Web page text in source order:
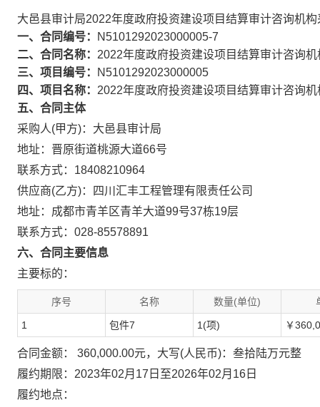
大邑县审计局2022年度政府投资建设项目结算审计咨询机
一、合同编号：
N5101292023000005-7
二、合同名称： 2022年度政府投资建设项目结算审计咨询
三、项目编号：
N5101292023000005
四、项目名称： 2022年度政府投资建设项目结算审计咨询
五、合同主体
采购人(甲方)：大邑县审计局
地址：晋原街道桃源大道66号
联系方式：18408210964
供应商(乙方)：四川汇丰工程管理有限责任公司
地址：成都市青羊区青羊大道99号37栋19层
联系方式：028-85578891
六、合同主要信息
主要标的：
序号 名称 数量(单位)
1 包件7 1(项) ￥
合同金额： 360,000.00元，大写(人民币)：叁拾陆万元整
履约期限：2023年02月17日至2026年02月16日
履约地点：